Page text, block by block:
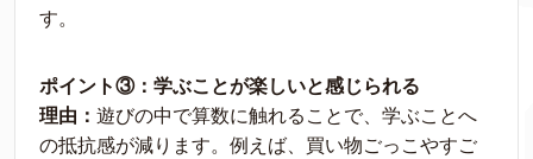
す。
ポイント③：学ぶことが楽しいと感じられる
理由： 遊びの中で算数に触れることで、学ぶことへ
の抵抗感が減ります。例えば、買い物ごっこやすご